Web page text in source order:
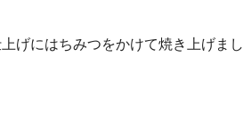
げにはちみつをかけて焼き上げまし